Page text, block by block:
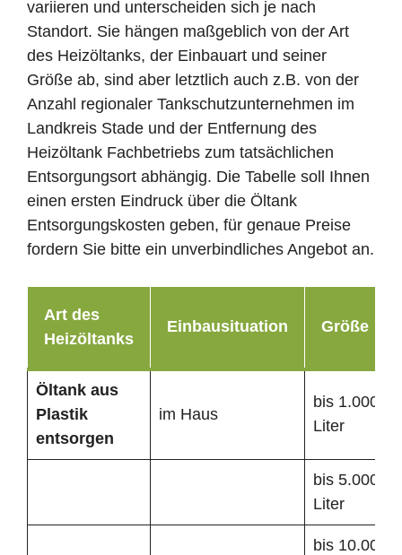
variieren und unterscheiden sich je nach
Standort. Sie hängen maßgeblich von der Art
des Heizöltanks, der Einbauart und seiner
Größe ab, sind aber letztlich auch z.B. von der
Anzahl regionaler Tankschutzunternehmen im
Landkreis Stade und der Entfernung des
Heizöltank Fachbetriebs zum tatsächlichen
Entsorgungsort abhängig. Die Tabelle soll Ihnen
einen ersten Eindruck über die Öltank
Entsorgungskosten geben, für genaue Preise
fordern Sie bitte ein unverbindliches Angebot an.
Art des
Heizöltanks
Einbausituation Größe
Öltank aus
Plastik
entsorgen
im Haus
bis 1.000
Liter
bis 5.000
Liter
bis 10.000